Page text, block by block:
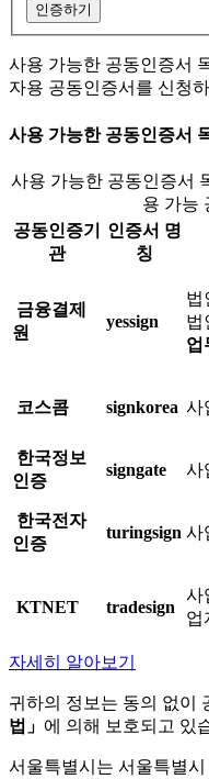
인증하기
사용 가능한 공동인증서
자용 공동인증서를 신청
사용 가능한 공동인증서
사용 가능한 공동인증서
용 가능
공동인증기
관
인증서 명
칭
금융결제
원
yessign
법
법
업
코스콤 signkorea 사
한국정보
인증
signgate 사
한국전자
인증
turingsign 사
KTNET tradesign
사
업
자세히 알아보기
귀하의 정보는 동의 없이
법」 에 의해 보호되고 있
서울특별시는 서울특별